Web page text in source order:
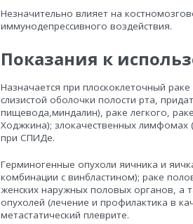
Незначительно влияет на
иммунодепрессивного воздействия.
Показания к
Назначается при плоскоклеточный
слизистой оболочки полости рта,
пищевода,миндалин), раке легкого,
Ходжкина); злокачественных лимфомах
при СПИДе.
Герминогенные опухоли яичника и
комбинации с винбластином); раке
женских наружных половых органов, а
опухолей (лечение и профилактика в
метастатический плеврите.